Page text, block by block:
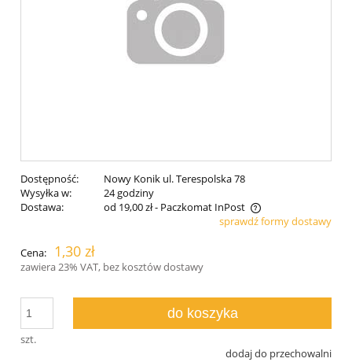
Dostępność:
Nowy Konik ul. Terespolska 78
Wysyłka w:
24 godziny
Dostawa:
od 19,00 zł- Paczkomat InPost
Cena nie zawiera ewentualnych kosztów płatnościsprawdź formy dostawy
Cena: 1,30 zł
zawiera 23% VAT, bez kosztów dostawy
szt.
do koszyka
dodaj do przechowalni